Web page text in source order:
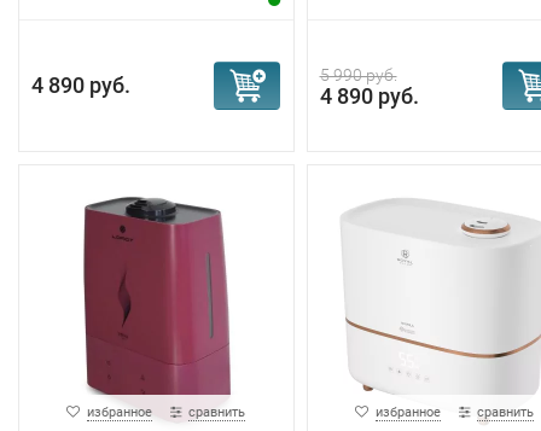
4 890 руб. 5 990 руб.
4 890 руб.
избранное сравнить избранное сравнить